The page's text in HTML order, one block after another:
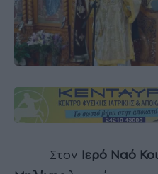
Στον
Ιερό Ναό